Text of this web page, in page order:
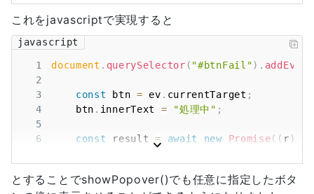
8
</button>
これをjavascriptで実現すると
javascript
1 document . querySelector ( "#btnFail") .
2
3
const btn = ev . currentTarget ;
4
    btn
. innerText = "処理中" ;
5
6
const result = await new Promise( ( r )
8
9
const anchorName = "--testAnchor" +
とすることでshowPopover()でも任意に指定したボタ